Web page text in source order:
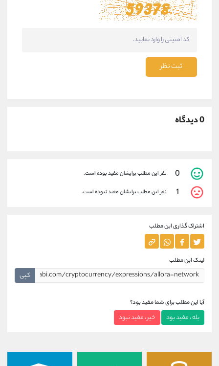
ثبت نظر
0 دیدگاه
0 نفر این مطلب برایشان مفید بوده است.
1 نفر این مطلب برایشان مفید نبوده است.
اشتراک گذاری این مطلب
لینک این مطلب
کپی
آیا این مطلب برای شما مفید بود؟
بله ، مفید بود خیر ، مفید نبود